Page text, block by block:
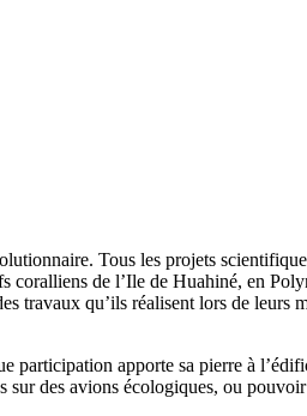
Tous les projets
coralliens de l’Ile de Huahiné, en
qu’ils réalisent lors de leurs
apporte sa pierre à
des avions écologiques, ou